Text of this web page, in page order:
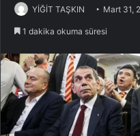
YİĞİT TAŞKIN Mart 31,
1 dakika okuma süresi